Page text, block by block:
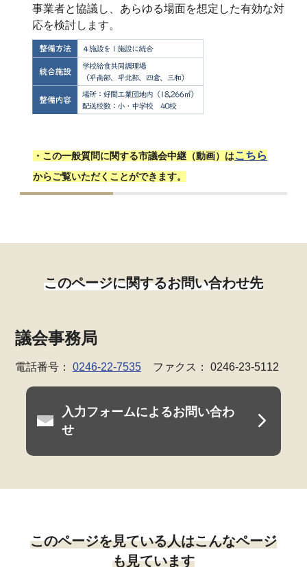
事業者と協議し、あらゆる場面を想定した有効な対
応を検討します。
・この一般質問に関する市議会中継（動画）はこちら
からご覧いただくことができます。
このページに関するお問い合わせ先
議会事務局
電話番号： 0246-22-7535 ファクス： 0246-23-5112
入力フォームによるお問い合わ
せ
このページを見ている人はこんなページ
も見ています